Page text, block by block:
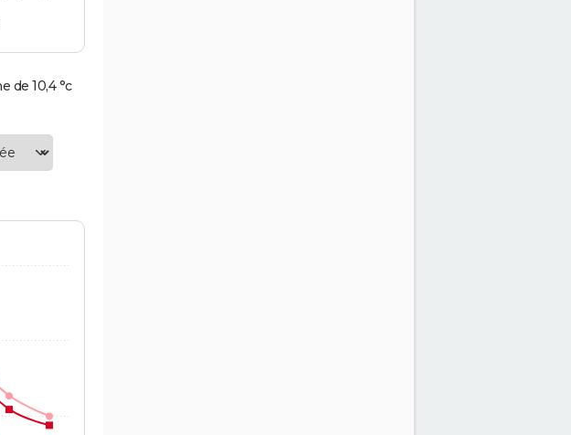
de 10,4 °c